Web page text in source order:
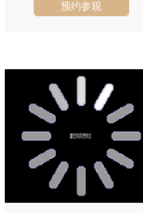
绿地天呈
为盛全物业。
预约参观